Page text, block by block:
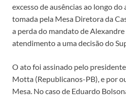
excesso de ausências ao longo do
tomada pela Mesa Diretora da
a perda do mandato de Alexandre
atendimento a uma decisão do
O ato foi assinado pelo
Motta (Republicanos-PB), e por
Mesa. No caso de Eduardo